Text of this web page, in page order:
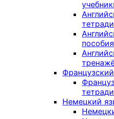
пособия
тетради
Немецкий